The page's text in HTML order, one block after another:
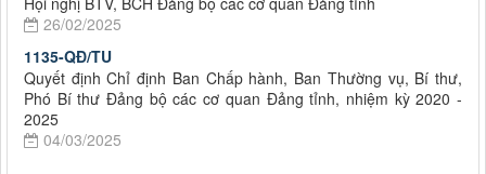
26/02/2025
1135-QĐ/TU
Quyết định Chỉ định Ban Chấp hành, Ban Thường vụ, Bí thư,
Phó Bí thư Đảng bộ các cơ quan Đảng tỉnh, nhiệm kỳ 2020 -
2025
04/03/2025